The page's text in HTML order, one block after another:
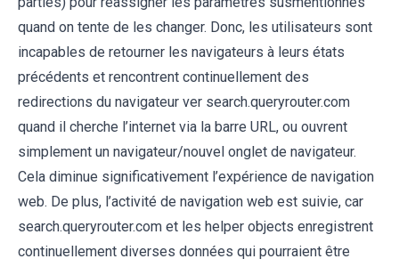
quand on tente de les changer. Donc, les utilisateurs sont
incapables de retourner les navigateurs à leurs états
précédents et rencontrent continuellement des
redirections du navigateur ver search.queryrouter.com
quand il cherche l’internet via la barre URL, ou ouvrent
simplement un navigateur/nouvel onglet de navigateur.
Cela diminue significativement l’expérience de navigation
web. De plus, l’activité de navigation web est suivie, car
search.queryrouter.com et les helper objects enregistrent
continuellement diverses données qui pourraient être